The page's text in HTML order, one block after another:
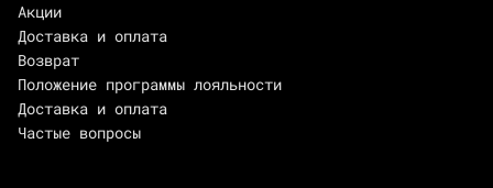
Акции
Доставка и оплата
Возврат
Положение программы лояльности
Доставка и оплата
Частые вопросы